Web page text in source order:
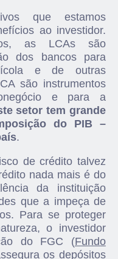
que estamos
ao investidor.
as LCAs são
dos bancos para
e de outras
são instrumentos
e para a
setor tem grande
do PIB –
.
de crédito talvez
nada mais é do
da instituição
que a impeça de
Para se proteger
o investidor
do FGC (Fundo
os depósitos